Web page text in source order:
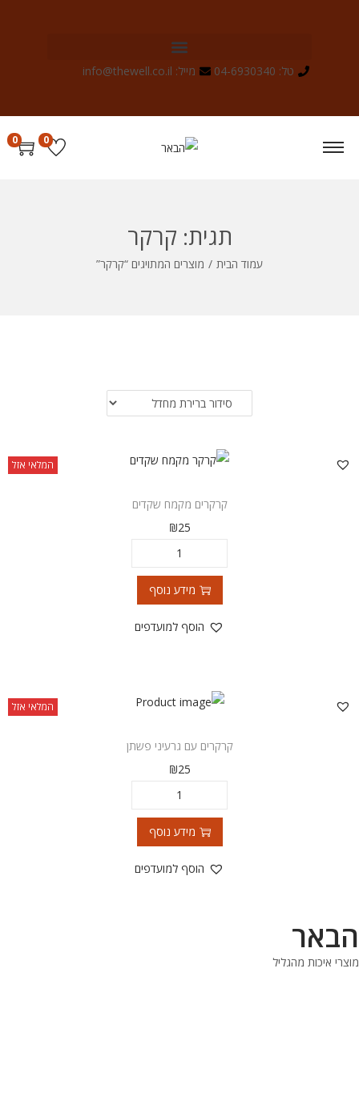
טל: 04-6930340 מייל: info@thewell.co.il
0
0
תגית: קרקר
עמוד הבית / מוצרים המתויגים “קרקר”
המלאי אזל
קרקרים מקמח שקדים
₪25
מידע נוסף
הוסף למועדפים
המלאי אזל
קרקרים עם גרעיני פשתן
₪25
מידע נוסף
הוסף למועדפים
הבאר
מוצרי איכות מהגליל